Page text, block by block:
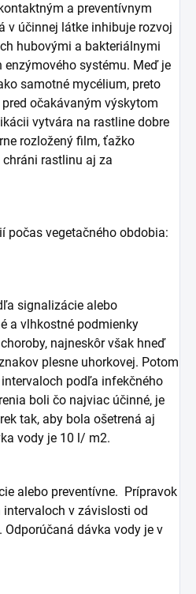
a preventívnym
v účinnej látke inhibuje rozvoj
hubovými a bakteriálnymi
systému. Meď je
samotné mycélium, preto
očakávaným výskytom
vytvára na rastline dobre
rozložený film, ťažko
rastlinu aj za
počas vegetačného obdobia:
signalizácie alebo
a vlhkostné podmienky
najneskôr však hneď
plesne uhorkovej. Potom
podľa infekčného
boli čo najviac účinné, je
tak, aby bola ošetrená aj
vody je 10 l/ m2.
alebo preventívne. Prípravok
v závislosti od
dávka vody je v